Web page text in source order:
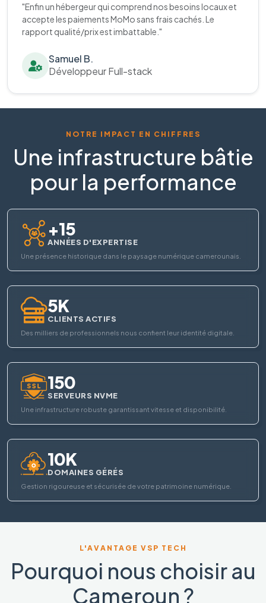
"Enfin un hébergeur qui comprend nos besoins locaux et
accepte les paiements MoMo sans frais cachés. Le
rapport qualité/prix est imbattable."
Samuel B.
Développeur Full-stack
NOTRE IMPACT EN CHIFFRES
Une infrastructure bâtie
pour la performance
+15
ANNÉES D'EXPERTISE
Une présence historique dans le paysage numérique camerounais.
5K
CLIENTS ACTIFS
Des milliers de professionnels nous confient leur identité digitale.
150
SERVEURS NVME
Une infrastructure robuste garantissant vitesse et disponibilité.
10K
DOMAINES GÉRÉS
Gestion rigoureuse et sécurisée de votre patrimoine numérique.
L'AVANTAGE VSP TECH
Pourquoi nous choisir au
Cameroun ?